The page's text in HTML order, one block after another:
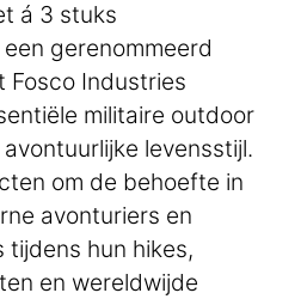
á 3 stuks
gerenommeerd
Fosco Industries
militaire outdoor
levensstijl.
om de behoefte in
avonturiers en
hun hikes,
en wereldwijde